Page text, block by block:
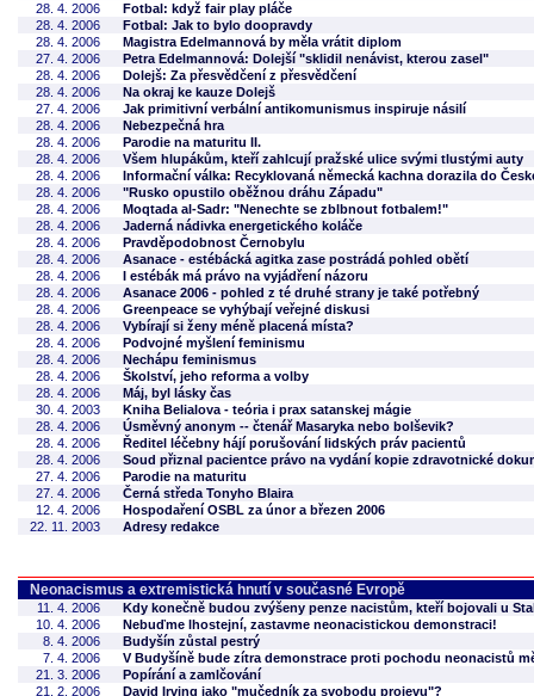
28. 4. 2006
Fotbal: když fair play pláče
28. 4. 2006
Fotbal: Jak to bylo doopravdy
28. 4. 2006
Magistra Edelmannová by měla vrátit diplom
27. 4. 2006
Petra Edelmannová: Dolejší "sklidil nenávist, kterou zasel"
28. 4. 2006
Dolejš: Za přesvědčení z přesvědčení
28. 4. 2006
Na okraj ke kauze Dolejš
27. 4. 2006
Jak primitivní verbální antikomunismus inspiruje násilí
28. 4. 2006
Nebezpečná hra
28. 4. 2006
Parodie na maturitu II.
28. 4. 2006
Všem hlupákům, kteří zahlcují pražské ulice svými tlustými auty
28. 4. 2006
Informační válka: Recyklovaná německá kachna dorazila do
28. 4. 2006
"Rusko opustilo oběžnou dráhu Západu"
28. 4. 2006
Moqtada al-Sadr: "Nenechte se zblbnout fotbalem!"
28. 4. 2006
Jaderná nádivka energetického koláče
28. 4. 2006
Pravděpodobnost Černobylu
28. 4. 2006
Asanace - estébácká agitka zase postrádá pohled obětí
28. 4. 2006
I estébák má právo na vyjádření názoru
28. 4. 2006
Asanace 2006 - pohled z té druhé strany je také potřebný
28. 4. 2006
Greenpeace se vyhýbají veřejné diskusi
28. 4. 2006
Vybírají si ženy méně placená místa?
28. 4. 2006
Podvojné myšlení feminismu
28. 4. 2006
Nechápu feminismus
28. 4. 2006
Školství, jeho reforma a volby
28. 4. 2006
Máj, byl lásky čas
30. 4. 2003
Kniha Belialova - teória i prax satanskej mágie
28. 4. 2006
Úsměvný anonym -- čtenář Masaryka nebo bolševik?
28. 4. 2006
Ředitel léčebny hájí porušování lidských práv pacientů
28. 4. 2006
Soud přiznal pacientce právo na vydání kopie zdravotnické
27. 4. 2006
Parodie na maturitu
27. 4. 2006
Černá středa Tonyho Blaira
12. 4. 2006
Hospodaření OSBL za únor a březen 2006
22. 11. 2003
Adresy redakce
Neonacismus a extremistická hnutí v současné Evropě
11. 4. 2006
Kdy konečně budou zvýšeny penze nacistům, kteří bojovali u
10. 4. 2006
Nebuďme lhostejní, zastavme neonacistickou demonstraci!
8. 4. 2006
Budyšín zůstal pestrý
7. 4. 2006
V Budyšíně bude zítra demonstrace proti pochodu neonacistů
21. 3. 2006
Popírání a zamlčování
21. 2. 2006
David Irving jako "mučedník za svobodu projevu"?